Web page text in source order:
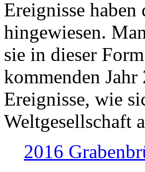
Ereignisse
hingewiesen.
sie in dieser
kommenden
Ereignisse, wie
Weltgesellschaft
2016